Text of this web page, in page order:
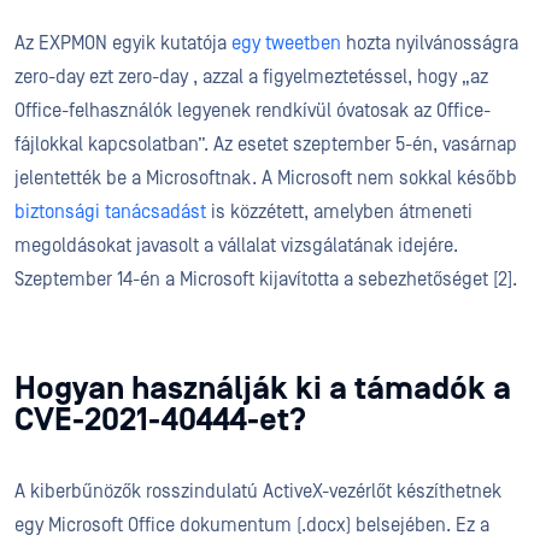
Az EXPMON egyik kutatója egy tweetben hozta nyilvánosságra
zero-day ezt zero-day , azzal a figyelmeztetéssel, hogy „az
Office-felhasználók legyenek rendkívül óvatosak az Office-
fájlokkal kapcsolatban”. Az esetet szeptember 5-én, vasárnap
jelentették be a Microsoftnak. A Microsoft nem sokkal később
biztonsági tanácsadást is közzétett, amelyben átmeneti
megoldásokat javasolt a vállalat vizsgálatának idejére.
Szeptember 14-én a Microsoft kijavította a sebezhetőséget [2].
Hogyan használják ki a támadók a
CVE-2021-40444-et?
A kiberbűnözők rosszindulatú ActiveX-vezérlőt készíthetnek
egy Microsoft Office dokumentum (.docx) belsejében. Ez a